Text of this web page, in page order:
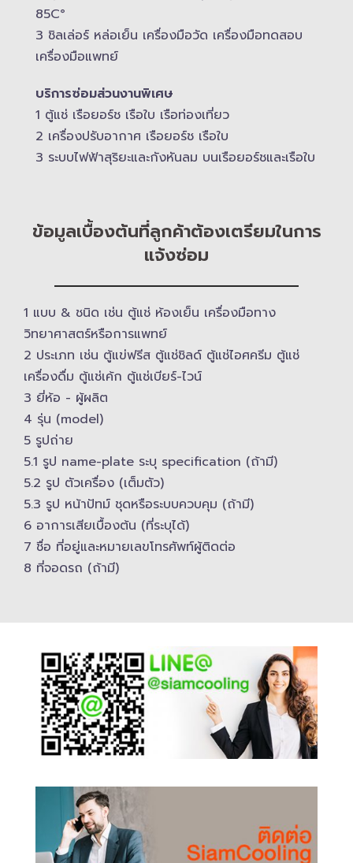
85C°
3 ชิลเล่อร์ หล่อเย็น เครื่องมือวัด เครื่องมือทดสอบ
เครื่องมือแพทย์
บริการซ่อมส่วนงานพิเศษ
1 ตู้แช่ เรือยอร์ช เรือใบ เรือท่องเที่ยว
2 เครื่องปรับอากาศ เรือยอร์ช เรือใบ
3 ระบบไฟฟ้าสุริยะและกังหันลม บนเรือยอร์ช​และเรือใบ
ข้อมูลเบื้องต้นที่ลูกค้าต้องเตรียมในการ
แจ้งซ่อม
1 แบบ & ​ชนิด เช่น ตู้แช่ ห้องเย็น เครื่องมือทาง
วิทยาศาสตร์​หรือการแพทย์
2 ประเภท เช่น ตู้แข่ฟรีส ตู้แช่ชิลด์ ตู้แช่ไอศครีม ตู้แช่
เครื่องดื่ม ตู้แช่เค้ก ตู้แช่เบียร์-ไวน์
3 ยี่ห้อ -​ ผู้ผลิต
4 รุ่น (model)
5 รูปถ่าย
5.1 รูป name-plate ระบุ specification (ถ้ามี)
5.2 รูป ตัวเครื่อง (เต็มตัว)
5.3 รูป หน้าปัทม์ ชุดหรือระบบควบคุม (ถ้ามี)​
6 อาการเสียเบื้องต้น (ที่ระบุได้)
7 ชื่อ ที่อยู่และ​หมายเลขโทรศัพท์​ผู้ติดต่อ
8 ที่จอดรถ (ถ้ามี)​